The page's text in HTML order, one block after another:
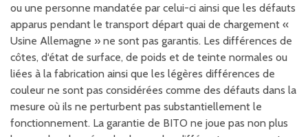
ou une personne mandatée par celui-ci ainsi que les défauts
apparus pendant le transport départ quai de chargement «
Usine Allemagne » ne sont pas garantis. Les différences de
côtes, d‘état de surface, de poids et de teinte normales ou
liées à la fabrication ainsi que les légères différences de
couleur ne sont pas considérées comme des défauts dans la
mesure où ils ne perturbent pas substantiellement le
fonctionnement. La garantie de BITO ne joue pas non plus